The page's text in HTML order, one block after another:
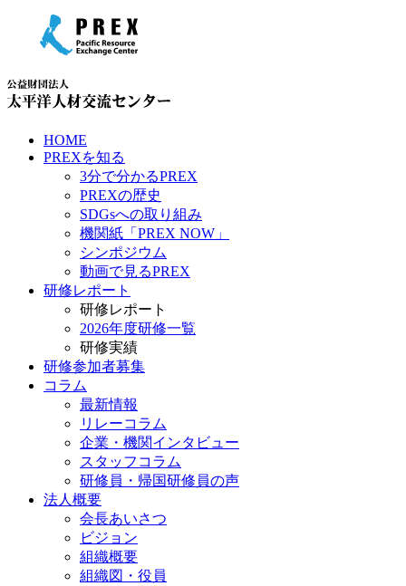
HOME
PREXを知る
3分で分かるPREX
PREXの歴史
SDGsへの取り組み
機関紙「PREX NOW」
シンポジウム
動画で見るPREX
研修レポート
研修レポート
2026年度研修一覧
研修実績
研修参加者募集
コラム
最新情報
リレーコラム
企業・機関インタビュー
スタッフコラム
研修員・帰国研修員の声
法人概要
会長あいさつ
ビジョン
組織概要
組織図・役員